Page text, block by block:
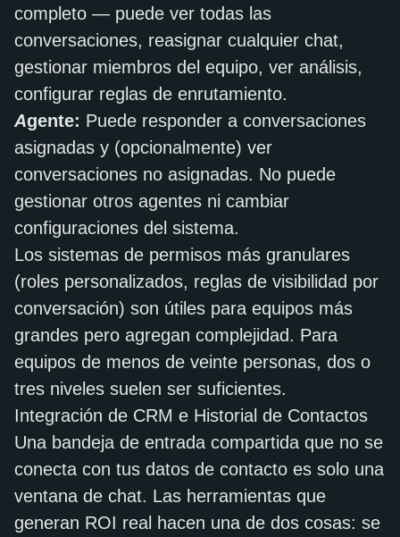
completo — puede ver todas las
conversaciones, reasignar cualquier chat,
gestionar miembros del equipo, ver análisis,
configurar reglas de enrutamiento.
Agente: Puede responder a conversaciones
asignadas y (opcionalmente) ver
conversaciones no asignadas. No puede
gestionar otros agentes ni cambiar
configuraciones del sistema.
Los sistemas de permisos más granulares
(roles personalizados, reglas de visibilidad por
conversación) son útiles para equipos más
grandes pero agregan complejidad. Para
equipos de menos de veinte personas, dos o
tres niveles suelen ser suficientes.
Integración de CRM e Historial de Contactos
Una bandeja de entrada compartida que no se
conecta con tus datos de contacto es solo una
ventana de chat. Las herramientas que
generan ROI real hacen una de dos cosas: se